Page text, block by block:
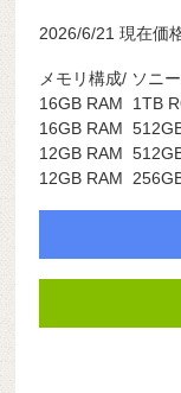
2026/6/21 現在価
メモリ構成/ ソニ
16GB RAM 1TB
16GB RAM
12GB RAM
12GB RAM